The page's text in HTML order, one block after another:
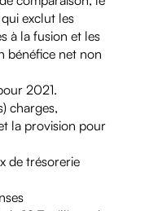
exclut les
à la fusion et les
bénéfice net non
2021.
charges,
la provision pour
de trésorerie